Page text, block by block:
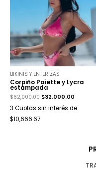
BIKINIS Y ENTERIZAS
Corpiño Paiette y Lycra
estampada
$62,000.00 $32,000.00
3 Cuotas sin interés de
$10,666.67